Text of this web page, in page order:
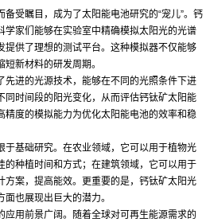
受瞩目，成为了太阳能电池研究的“宠儿”。钙
学家们能够在实验室中精确模拟太阳光的光谱
提供了理想的测试平台。这种模拟器不仅能够
新材料的研发周期。
先进的光源技术，能够在不同的光照条件下进
同时间段的阳光变化，从而评估钙钛矿太阳能
精度的模拟能力为优化太阳能电池的效率和稳
于基础研究。在农业领域，它可以用于植物光
的种植时间和方式；在建筑领域，它可以用于
方案，提高能效。更重要的是，钙钛矿太阳光
也展现出巨大的潜力。
应用前景广阔。随着全球对可再生能源需求的